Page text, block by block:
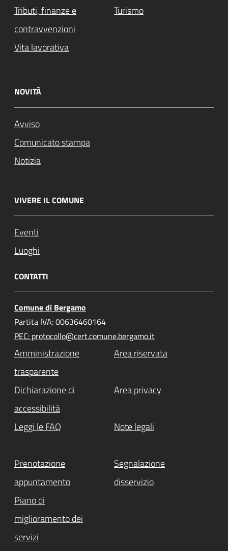
Tributi, finanze e
contravvenzioni
Turismo
Vita lavorativa
NOVITÀ
Avviso
Comunicato stampa
Notizia
VIVERE IL COMUNE
Eventi
Luoghi
CONTATTI
Comune di Bergamo
Partita IVA: 00636460164
PEC: protocollo@cert.comune.bergamo.it
Amministrazione
trasparente
Area riservata
Dichiarazione di
accessibilità
Area privacy
Leggi le FAQ Note legali
Prenotazione
appuntamento
Segnalazione
disservizio
Piano di
miglioramento dei
servizi